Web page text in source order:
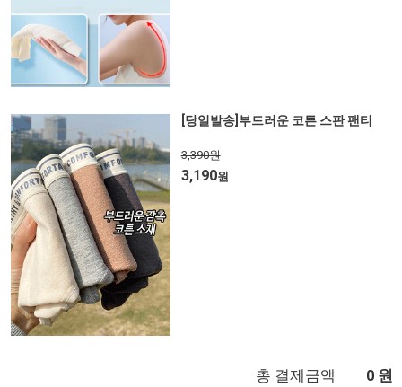
[당일발송]부드러운 코튼 스판 팬티
3,390원
3,190원
총 결제금액 0 원